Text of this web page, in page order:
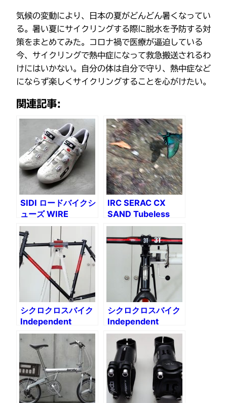
気候の変動により、日本の夏がどんどん暑くなってい
る。暑い夏にサイクリングする際に脱水を予防する対
策をまとめてみた。コロナ禍で医療が逼迫している
今、サイクリングで熱中症になって救急搬送されるわ
けにはいかない。自分の体は自分で守り、熱中症など
にならず楽しくサイクリングすることを心がけたい。
関連記事:
SIDI ロードバイクシ
ューズ WIRE
carbon lucido
2016
IRC SERAC CX
SAND Tubeless
Xguardで行く陣馬
山周辺の林道めぐり
シクロクロスバイク
Independent
Fabrication Planet
X組み付け（1）クラ
シクロクロスバイク
Independent
Fabrication Planet
X 組み付け（2）ス
テム・ハンドル